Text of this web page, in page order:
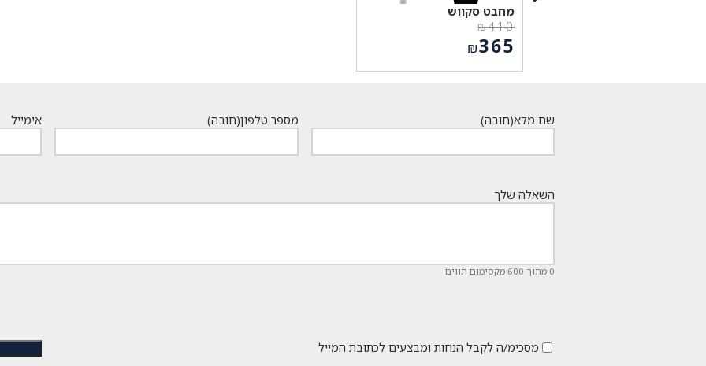
מחבט סקווש
₪410
המחיר
המקורי
היה:
₪365
שם מלא(חובה) מספר טלפון(חובה) אימייל
השאלה שלך
0 מתוך 600 מקסימום תווים
מסכימ/ה לקבל הנחות ומבצעים לכתובת המייל